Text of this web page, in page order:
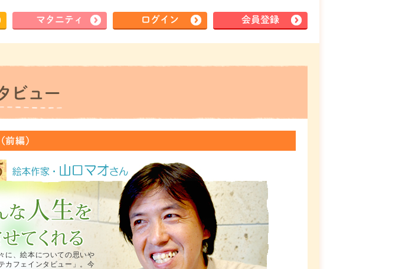
マタ ニティ ログイン 会員登録
編）
に、絵本についての思いや
カフェインタビュー」。今